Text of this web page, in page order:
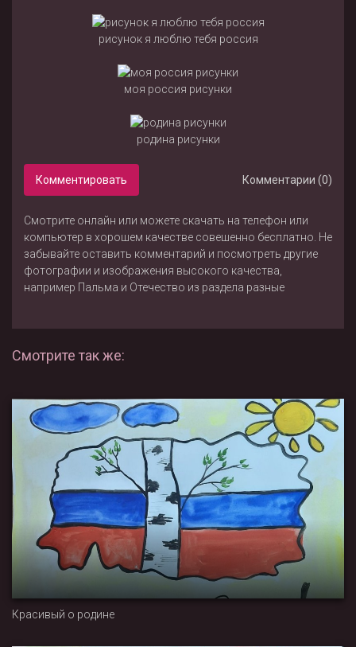
рисунок я люблю тебя россия
моя россия рисунки
родина рисунки
Комментировать Комментарии (0)
Смотрите онлайн или можете скачать на телефон или
компьютер в хорошем качестве совешенно бесплатно. Не
забывайте оставить комментарий и посмотреть другие
фотографии и изображения высокого качества,
например Пальма и Отечество из раздела разные
Смотрите так же:
Красивый о родине